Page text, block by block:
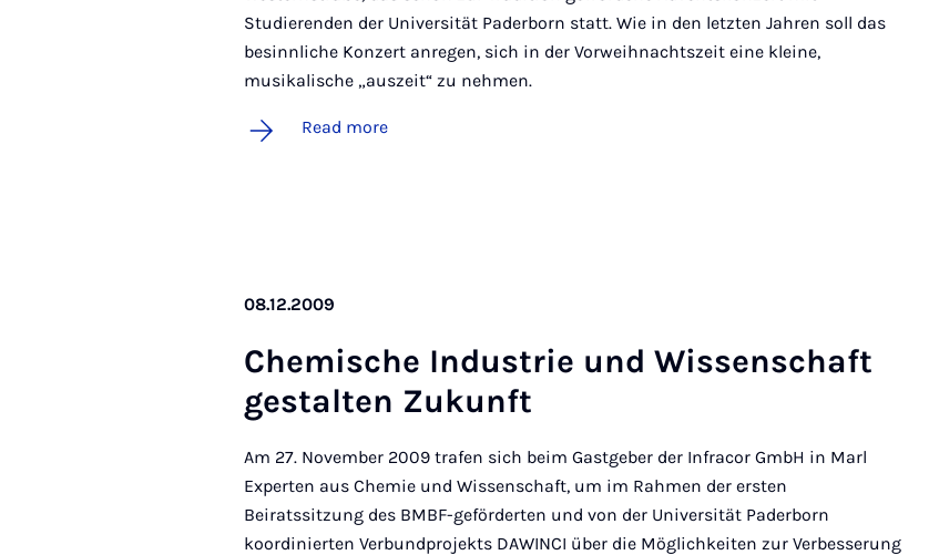
Studierenden der Universität Paderborn statt. Wie in den letzten Jahren soll das
besinnliche Konzert anregen, sich in der Vorweihnachtszeit eine kleine,
musikalische „auszeit“ zu nehmen.
Read more
08.12.2009
Chemische In­dus­trie und Wis­senschaft
gestal­ten Zukun­ft
Am 27. November 2009 trafen sich beim Gastgeber der Infracor GmbH in Marl
Experten aus Chemie und Wissenschaft, um im Rahmen der ersten
Beiratssitzung des BMBF-geförderten und von der Universität Paderborn
koordinierten Verbundprojekts DAWINCI über die Möglichkeiten zur Verbesserung